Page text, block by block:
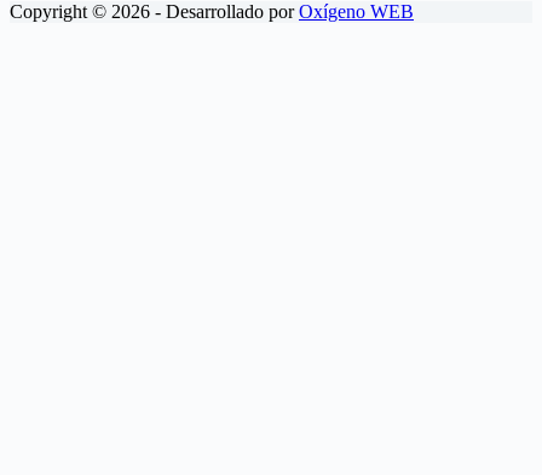
Copyright © 2026 - Desarrollado porOxígeno WEB